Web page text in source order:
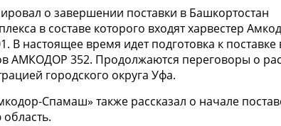
о завершении поставки в Башкортостан
в составе которого входят харвестер
В настоящее время идет подготовка к
АМКОДОР 352. Продолжаются переговоры о
городского округа Уфа.
Спамаш» также рассказал о начале